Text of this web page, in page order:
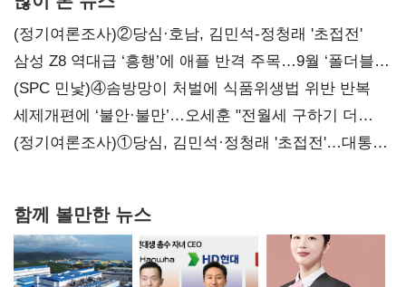
(정기여론조사)②당심·호남, 김민석-정청래 '초접전'
삼성 Z8 역대급 ‘흥행’에 애플 반격 주목…9월 ‘폴더블
대전’
(SPC 민낯)④솜방망이 처벌에 식품위생법 위반 반복
세제개편에 ‘불안·불만’…오세훈 "전월세 구하기 더
힘들어질 것"
(정기여론조사)①당심, 김민석·정청래 '초접전'…대통령
함께 볼만한 뉴스